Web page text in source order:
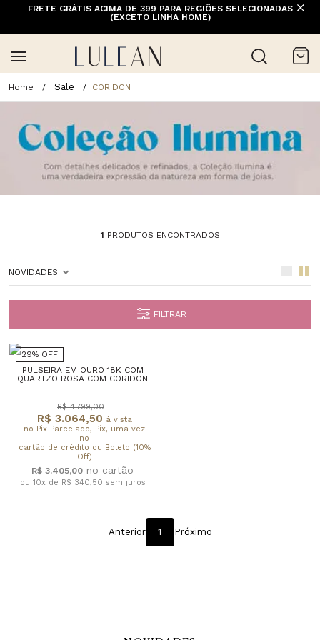
FRETE GRÁTIS ACIMA DE 399 PARA REGIÕES SELECIONADAS
(EXCETO LINHA HOME)
Sale CORIDON
1 PRODUTOS ENCONTRADOS
NOVIDADES
FILTRAR
29% OFF
PULSEIRA EM OURO 18K COM
QUARTZO ROSA COM CORIDON
R$ 3.064,50 à vista
no Pix Parcelado, Pix, uma vez
no
cartão de crédito ou Boleto (10%
Off)
R$ 4.799,00
R$ 3.405,00
ou 10x de R$ 340,50 sem juros
Anterior 1 Próximo